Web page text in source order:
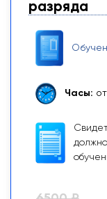
разряда
Часы: